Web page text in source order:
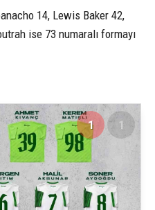
14, Lewis Baker 42,
ise 73 numaralı formayı
1 1